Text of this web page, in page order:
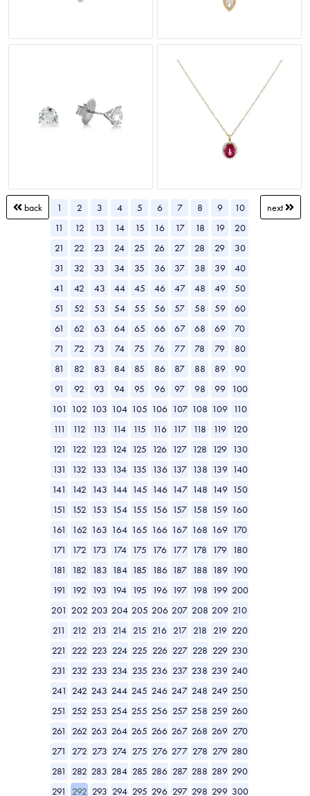
next
1 2 3 4 5 6 7 8 9
10
11
12 13 14 15 16 17 18 19
20
21
22 23 24 25 26 27 28 29
30
31
32 33 34 35 36 37 38 39
40
41
42 43 44 45 46 47 48 49
50
51
52 53 54 55 56 57 58 59
60
61
62 63 64 65 66 67 68 69
70
71
72 73 74 75 76 77 78 79
80
81
82 83 84 85 86 87 88 89
90
91
92 93 94 95 96 97 98 99
100
101
102 103 104 105 106 107 108 109 110
111
112 113 114 115 116 117 118 119
120
121
122 123 124 125 126 127 128 129 130
131
132 133 134 135 136 137 138 139 140
141
142 143 144 145 146 147 148 149 150
151
152 153 154 155 156 157 158 159 160
161
162 163 164 165 166 167 168 169 170
171
172 173 174 175 176 177 178 179 180
181
182 183 184 185 186 187 188 189 190
191
192 193 194 195 196 197 198 199 200
201 202 203 204 205 206 207 208 209 210
211
212 213 214 215 216 217 218 219 220
221
222 223 224 225 226 227 228 229 230
231
232 233 234 235 236 237 238 239 240
241
242 243 244 245 246 247 248 249 250
251
252 253 254 255 256 257 258 259 260
261
262 263 264 265 266 267 268 269 270
271
272 273 274 275 276 277 278 279 280
281
282 283 284 285 286 287 288 289 290
291
292 293 294 295 296 297 298 299 300
back